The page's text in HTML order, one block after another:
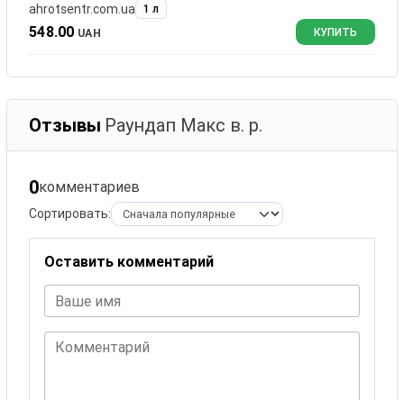
ahrotsentr.com.ua 1 л
548.00 UAH КУПИТЬ
Отзывы Раундап Макс в. р.
0комментариев
Сортировать:
Оставить комментарий
Ваше имя
Комментарий